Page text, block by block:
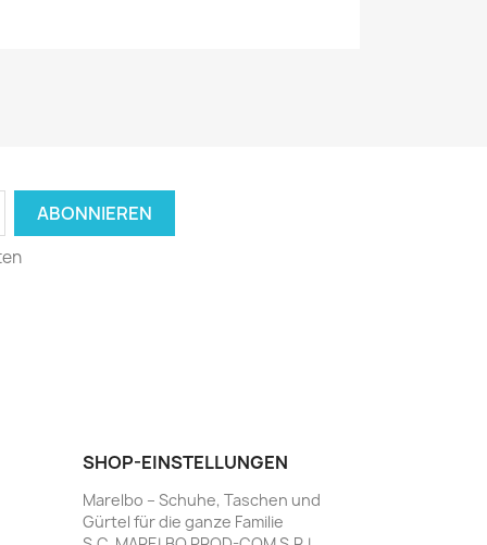
SHOP-EINSTELLUNGEN
Marelbo – Schuhe, Taschen und
Gürtel für die ganze Familie